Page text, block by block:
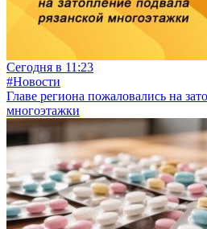
Сегодня в 11:23
#Новости
Главе региона пожаловались на
многоэтажки